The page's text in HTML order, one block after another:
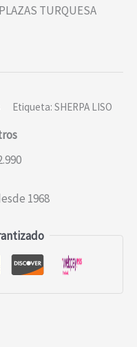
TURQUESA
Etiqueta: SHERPA LISO
1968